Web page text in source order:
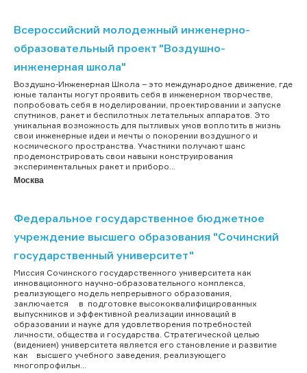
Всероссийский молодежный инженерно-
образовательный проект "Воздушно-
инженерная школа"
Воздушно-Инженерная Школа – это международное движение, где
юные таланты могут проявить себя в инженерном творчестве,
попробовать себя в моделировании, проектировании и запуске
спутников, ракет и беспилотных летательных аппаратов. Это
уникальная возможность для пытливых умов воплотить в жизнь
свои инженерные идеи и мечты о покорении воздушного и
космического пространства. Участники получают шанс
продемонстрировать свои навыки конструирования
экспериментальных ракет и приборо...
Москва
Федеральное государственное бюджетное
учреждение высшего образования "Сочинский
государственный университет"
Миссия Сочинского государственного университета как
инновационного научно-образовательного комплекса,
реализующего модель непрерывного образования,
заключается в подготовке высококвалифицированных
выпускников и эффективной реализации инноваций в
образовании и науке для удовлетворения потребностей
личности, общества и государства. Стратегической целью
(видением) университета является его становление и развитие
как высшего учебного заведения, реализующего
многопрофильн...